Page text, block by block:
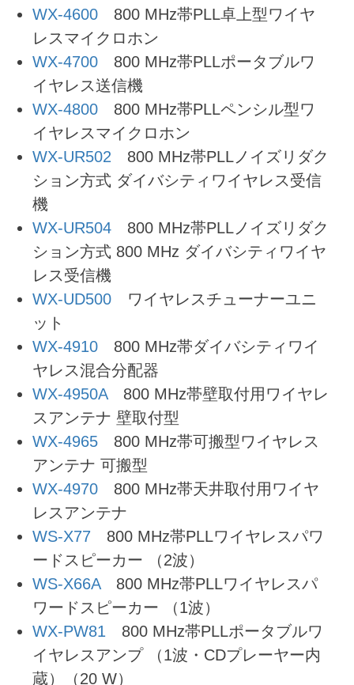
WX-4600800 MHz帯PLL卓上型ワイヤ
レスマイクロホン
WX-4700800 MHz帯PLLポータブルワ
イヤレス送信機
WX-4800800 MHz帯PLLペンシル型ワ
イヤレスマイクロホン
WX-UR502 800 MHz帯PLLノイズリダク
ション方式 ダイバシティワイヤレス受信
機
WX-UR504800 MHz帯PLLノイズリダク
ション方式 800 MHz ダイバシティワイヤ
レス受信機
WX-UD500ワイヤレスチューナーユニ
ット
WX-4910800 MHz帯ダイバシティワイ
ヤレス混合分配器
WX-4950A800 MHz帯壁取付用ワイヤレ
スアンテナ 壁取付型
WX-4965800 MHz帯可搬型ワイヤレス
アンテナ 可搬型
WX-4970800 MHz帯天井取付用ワイヤ
レスアンテナ
WS-X77800 MHz帯PLLワイヤレスパワ
ードスピーカー （2波）
WS-X66A800 MHz帯PLLワイヤレスパ
ワードスピーカー （1波）
WX-PW81 800 MHz帯PLLポータブルワ
イヤレスアンプ （1波・CDプレーヤー内
蔵）（20 W）